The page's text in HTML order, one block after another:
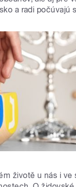
a radi počúvajú
životě u nás i ve